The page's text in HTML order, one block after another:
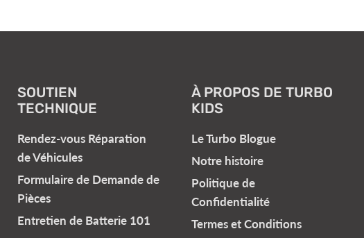
SOUTIEN
TECHNIQUE
Rendez-vous Réparation
de Véhicules
Formulaire de Demande de
Pièces
Entretien de Batterie 101
À PROPOS DE TURBO
KIDS
Le Turbo Blogue
Notre histoire
Politique de
Confidentialité
Termes et Conditions